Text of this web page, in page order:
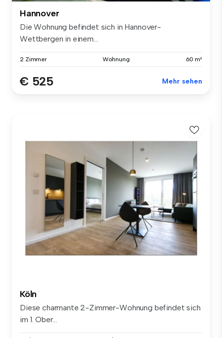
Hannover
Die Wohnung befindet sich in Hannover-
Wettbergen in einem...
2 Zimmer Wohnung 60 m²
€ 525 Mehr sehen
Köln
Diese charmante 2-Zimmer-Wohnung befindet sich
im 1. Ober...